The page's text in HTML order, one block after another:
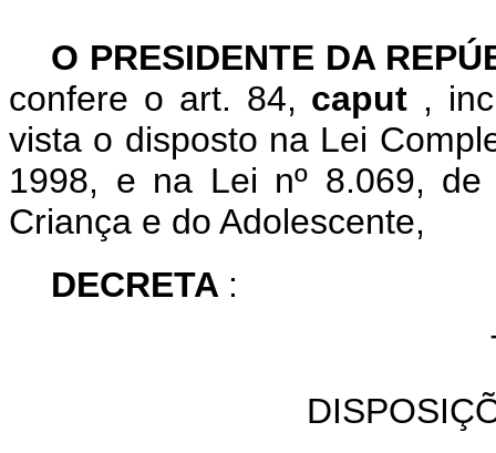
O PRESIDENTE DA
confere o art. 84, caput ,
vista o disposto na Lei
1998, e na Lei nº 8.069,
Criança e do Adolescente,
DECRETA :